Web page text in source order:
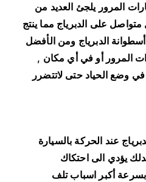
المرور يلجئ العديد من
على الدبرياج مما ينتج
الدبرياج ومن الأفضل
المرور أو في أي مكان ,
وضع الحياد حتى لاتتضرر
عند الحركة بالسيارة
يؤدي الى احتكاك
بسرعة أكبر اسباب تلف